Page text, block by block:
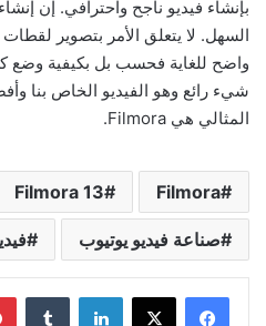
بإنشاء فيديو ناجح واحترافي. إن
السهل. لا يتعلق الأمر بتصوير
واضح للغاية فحسب بل بكيفية وضع
شيء رائع وهو الفيديو الخاص بنا
المثالي هي Filmora.
Filmora
Filmora 13
صناعة فيديو يوتيوب
لينكدإن